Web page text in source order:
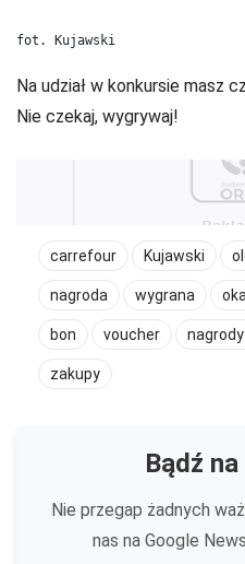
fot. Kujawski
Na udział w konkursie masz
Nie czekaj, wygrywaj!
carrefour Kujawski
nagroda wygrana
bon voucher
zakupy
Bądź
Nie przegap żadnych
nas na Google